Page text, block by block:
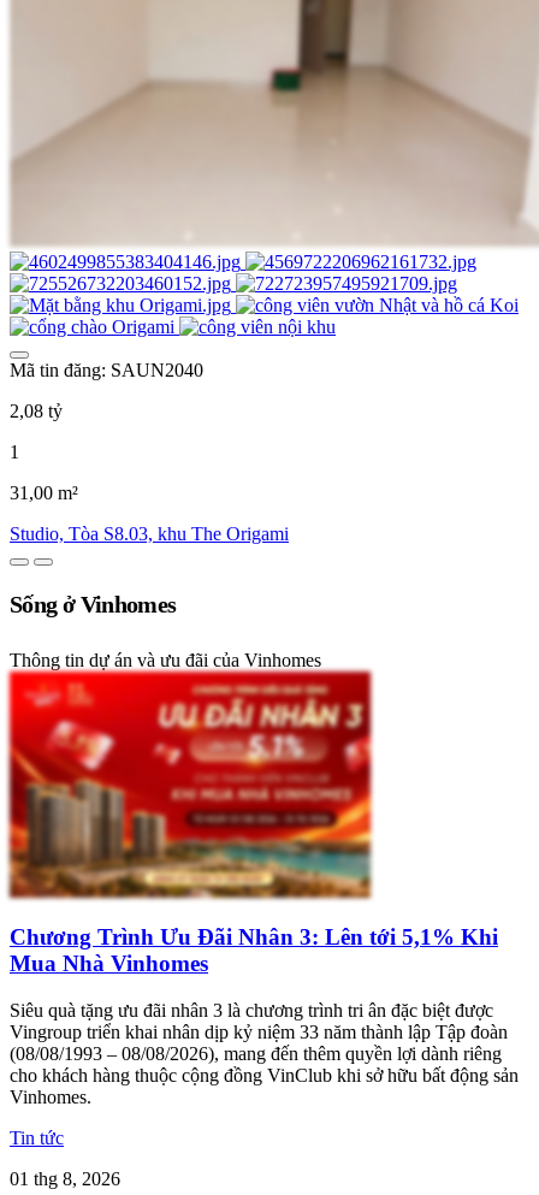
Mã tin đăng: SAUN2040
2,08 tỷ
1
31,00 m²
Studio, Tòa S8.03, khu The Origami
Sống ở Vinhomes
Thông tin dự án và ưu đãi của Vinhomes
Chương Trình Ưu Đãi Nhân 3: Lên tới 5,1% Khi
Mua Nhà Vinhomes
Siêu quà tặng ưu đãi nhân 3 là chương trình tri ân đặc biệt được
Vingroup triển khai nhân dịp kỷ niệm 33 năm thành lập Tập đoàn
(08/08/1993 – 08/08/2026), mang đến thêm quyền lợi dành riêng
cho khách hàng thuộc cộng đồng VinClub khi sở hữu bất động sản
Vinhomes.
Tin tức
01 thg 8, 2026